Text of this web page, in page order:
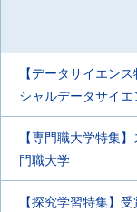
【データサイエン
シャルデータサイ
【専門職大学特集
門職大学
【探究学習特集】